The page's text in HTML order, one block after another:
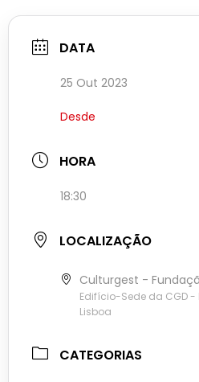
DATA
25 Out 2023
Desde
HORA
18:30
LOCALIZAÇÃO
Culturgest -
Edifício-Sede da CGD
Lisboa
CATEGORIAS